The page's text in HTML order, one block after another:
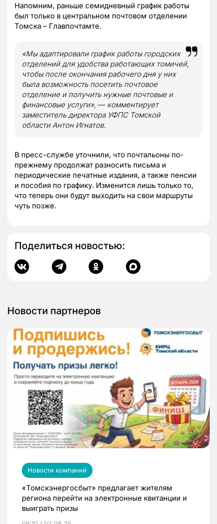
Напомним, раньше семидневный график работы
был только в центральном почтовом отделении
Томска – Главпочтамте.
«Мы адаптировали график работы городских
отделений для удобства работающих томичей,
чтобы после окончания рабочего дня у них
была возможность посетить почтовое
отделение и получить нужные почтовые и
финансовые услуги», ― комментирует
заместитель директора УФПС Томской
области Антон Игнатов.
В пресс-службе уточнили, что почтальоны по-
прежнему продолжат разносить письма и
периодические печатные издания, а также пенсии
и пособия по графику. Изменится лишь только то,
что теперь они будут выходить на свои маршруты
чуть позже.
Поделиться новостью:
Новости партнеров
Новости компаний
«Томскэнергосбыт» предлагает жителям
региона перейти на электронные квитанции и
выиграть призы